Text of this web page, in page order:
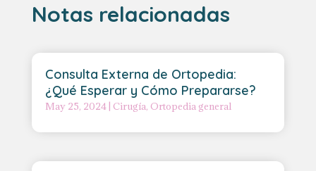
Notas relacionadas
Consulta Externa de Ortopedia:
¿Qué Esperar y Cómo Prepararse?
May 25, 2024| Cirugía, Ortopedia general